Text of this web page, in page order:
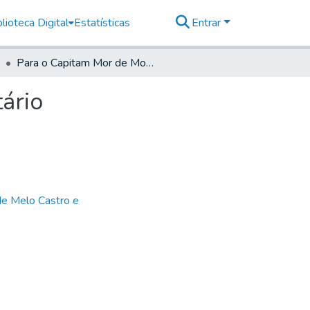
Digital Estatísticas Entrar
Para o Capitam Mor de Mogi das Cruzes- Do Secretário
Melo Castro e